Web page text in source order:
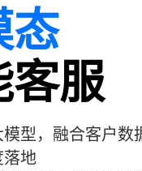
态
客服
型，融合客户数
落地